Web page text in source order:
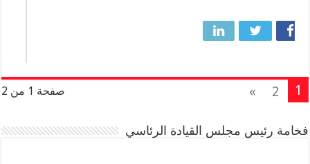
صفحة 1 من 2 1
2
»
فخامة رئيس مجلس القيادة الرئاسي